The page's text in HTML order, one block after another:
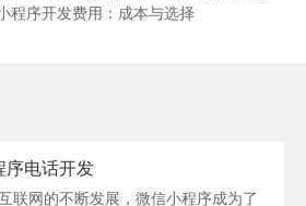
程序开发费用：成本与选择
序电话开发
联网的不断发展，微信小程序成为了